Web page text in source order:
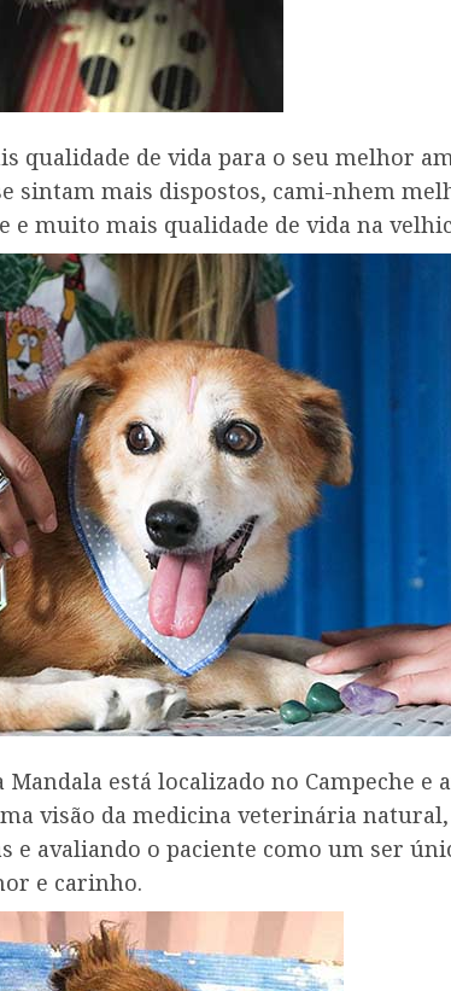
qualidade de vida para o seu melhor
sintam mais dispostos, cami-nhem
e muito mais qualidade de vida na
Mandala está localizado no Campeche e
visão da medicina veterinária natural,
e avaliando o paciente como um ser
e carinho.